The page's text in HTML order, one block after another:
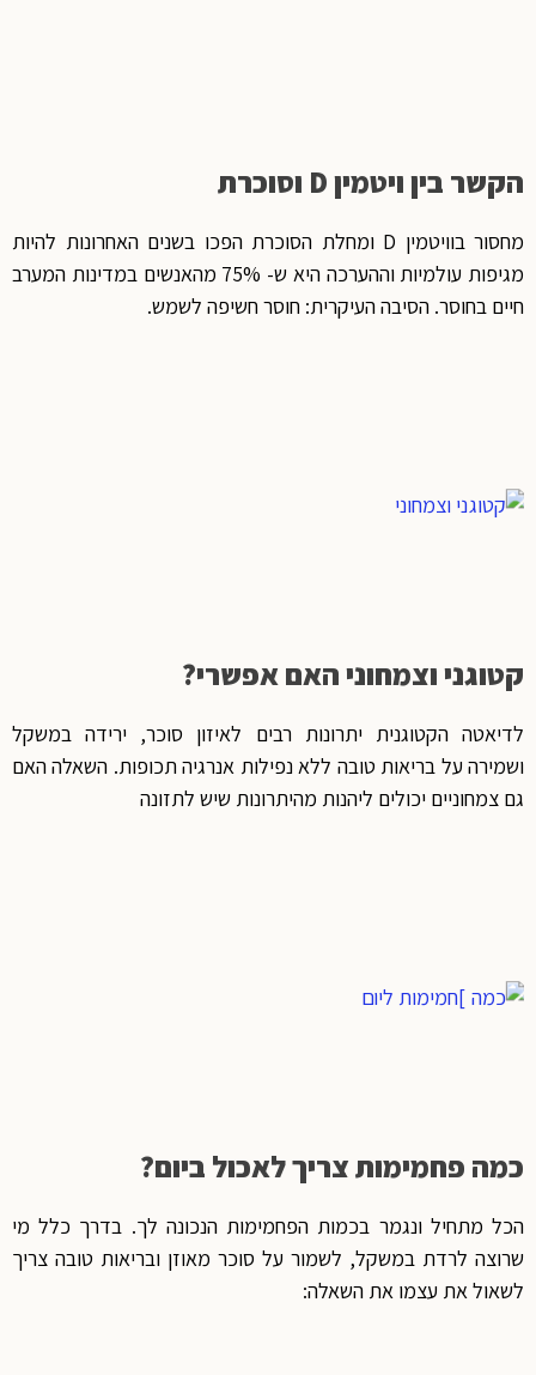
הקשר בין ויטמין D וסוכרת
מחסור בוויטמין D ומחלת הסוכרת הפכו בשנים האחרונות להיות
מגיפות עולמיות וההערכה היא ש- 75% מהאנשים במדינות המערב
חיים בחוסר. הסיבה העיקרית: חוסר חשיפה לשמש.
קטוגני וצמחוני האם אפשרי?
לדיאטה הקטוגנית יתרונות רבים לאיזון סוכר, ירידה במשקל
ושמירה על בריאות טובה ללא נפילות אנרגיה תכופות. השאלה האם
גם צמחוניים יכולים ליהנות מהיתרונות שיש לתזונה
כמה פחמימות צריך לאכול ביום?
הכל מתחיל ונגמר בכמות הפחמימות הנכונה לך. בדרך כלל מי
שרוצה לרדת במשקל, לשמור על סוכר מאוזן ובריאות טובה צריך
לשאול את עצמו את השאלה: